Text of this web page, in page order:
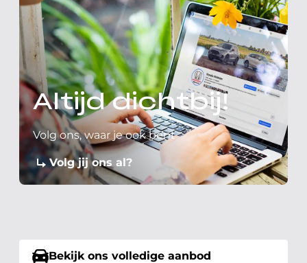
Altijd dichtbij!
Volg ons, waar je ook bent
Volg jij ons al?
Bekijk ons volledige aanbod